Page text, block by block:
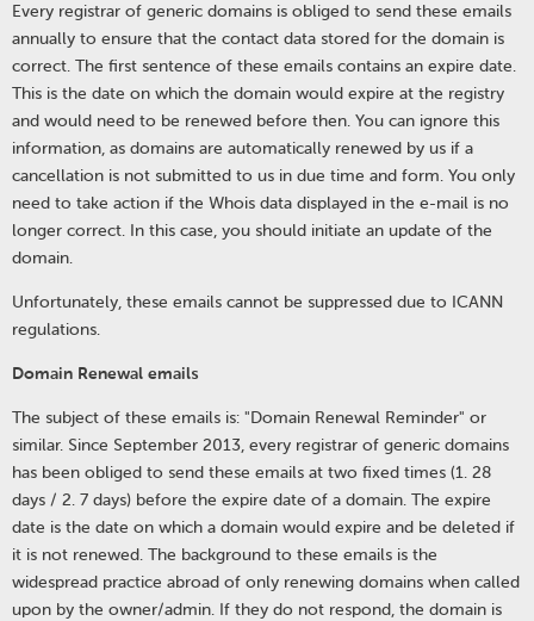
Every registrar of generic domains is obliged to send these emails
annually to ensure that the contact data stored for the domain is
correct. The first sentence of these emails contains an expire date.
This is the date on which the domain would expire at the registry
and would need to be renewed before then. You can ignore this
information, as domains are automatically renewed by us if a
cancellation is not submitted to us in due time and form. You only
need to take action if the Whois data displayed in the e-mail is no
longer correct. In this case, you should initiate an update of the
domain.
Unfortunately, these emails cannot be suppressed due to ICANN
regulations.
Domain Renewal emails
The subject of these emails is: "Domain Renewal Reminder" or
similar. Since September 2013, every registrar of generic domains
has been obliged to send these emails at two fixed times (1. 28
days / 2. 7 days) before the expire date of a domain. The expire
date is the date on which a domain would expire and be deleted if
it is not renewed. The background to these emails is the
widespread practice abroad of only renewing domains when called
upon by the owner/admin. If they do not respond, the domain is